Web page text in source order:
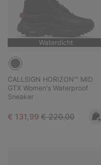
Waterdicht
CALLSIGN HORIZON™ MID
GTX Women's Waterproof
Sneaker
Sale price:
€ 131,99 Regular price:
€ 220,00